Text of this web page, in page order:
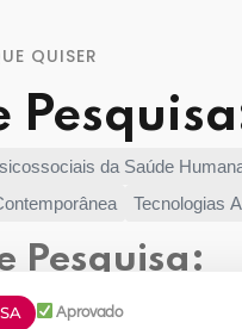
QUISER
da Saúde
Tecnologias
Pesquisa:
Aprovado